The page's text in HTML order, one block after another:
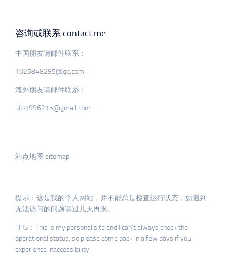
咨询或联系 contact me
中国朋友请邮件联系：
1025848295@qq.com
海外朋友请邮件联系：
ufo1996215@gmail.com
站点地图 sitemap
提示：这是我的个人网站，并不能总是检查运行状态，如遇到
无法访问的问题请过几天再来。
TIPS：This is my personal site and I can’t always check the
operational status, so please come back in a few days if you
experience inaccessibility.